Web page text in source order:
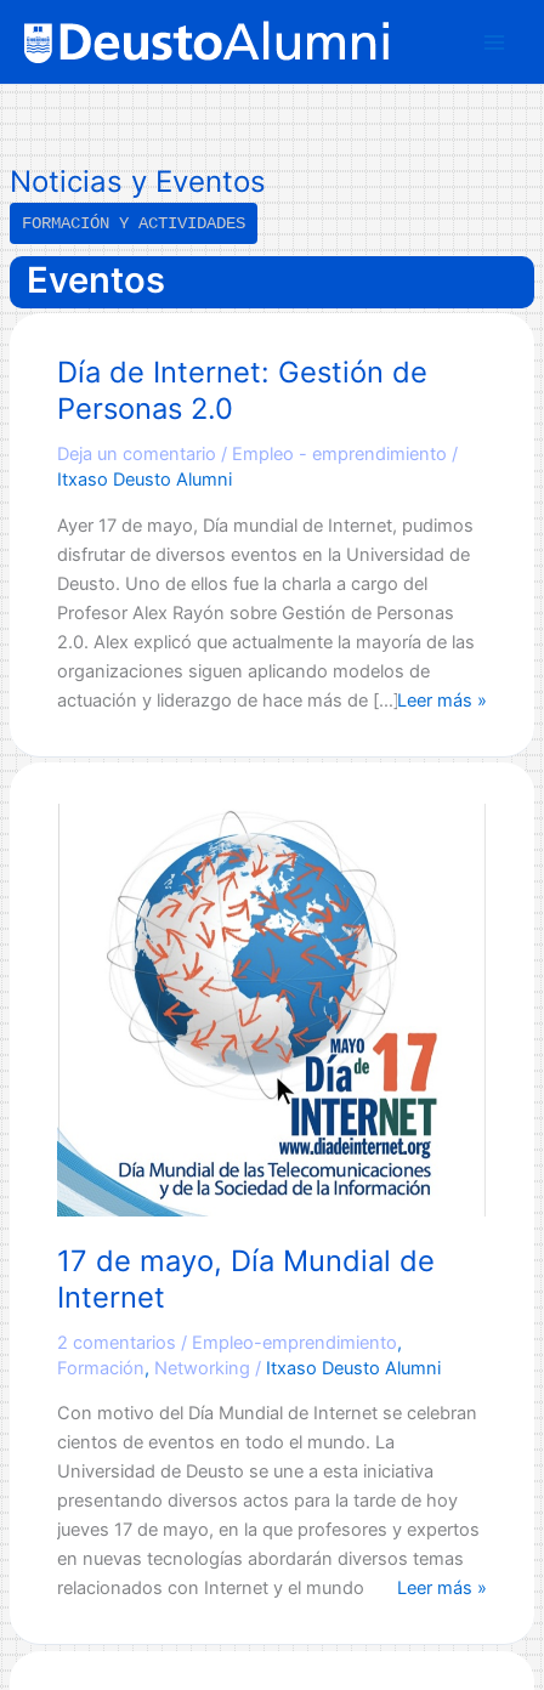
u
s
c
a
r
Noticias y Eventos
FORMACIÓN Y ACTIVIDADES
Eventos
Día de Internet: Gestión de
Personas 2.0
Deja un comentario / Empleo - emprendimiento /
Itxaso Deusto Alumni
Ayer 17 de mayo, Día mundial de Internet, pudimos
disfrutar de diversos eventos en la Universidad de
Deusto. Uno de ellos fue la charla a cargo del
Profesor Alex Rayón sobre Gestión de Personas
2.0. Alex explicó que actualmente la mayoría de las
organizaciones siguen aplicando modelos de
actuación y liderazgo de hace más de […]Día
Internet:
Leer más »
17 de mayo, Día Mundial de
Internet
2 comentarios / Empleo-emprendimiento,
Formación, Networking / Itxaso Deusto Alumni
Con motivo del Día Mundial de Internet se celebran
cientos de eventos en todo el mundo. La
Universidad de Deusto se une a esta iniciativa
presentando diversos actos para la tarde de hoy
jueves 17 de mayo, en la que profesores y expertos
en nuevas tecnologías abordarán diversos temas
relacionados con Internet y el mundo
17
mayo,
Leer más »